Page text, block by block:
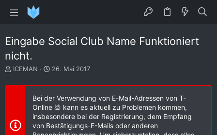
Eingabe Social Club Name Funktioniert
nicht.
E
s
l
e
ICEMAN
E
s
e
l
l
t
26. Mai 2017
Bei der Verwendung von E-Mail-Adressen von T-
Online 💩 kann es aktuell zu Problemen kommen,
insbesondere bei der Registrierung, dem Empfang
von Bestätigungs-E-Mails oder anderen